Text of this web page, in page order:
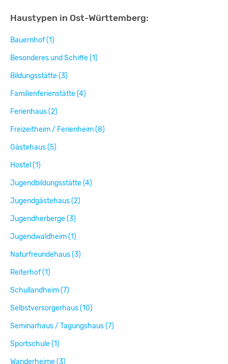
Haustypen in Ost-Württemberg:
Bauernhof (1)
Besonderes und Schiffe (1)
Bildungsstätte (3)
Familienferienstätte (4)
Ferienhaus (2)
Freizeitheim / Ferienheim (8)
Gästehaus (5)
Hostel (1)
Jugendbildungsstätte (4)
Jugendgästehaus (2)
Jugendherberge (3)
Jugendwaldheim (1)
Naturfreundehaus (3)
Reiterhof (1)
Schullandheim (7)
Selbstversorgerhaus (10)
Seminarhaus / Tagungshaus (7)
Sportschule (1)
Wanderheime (3)